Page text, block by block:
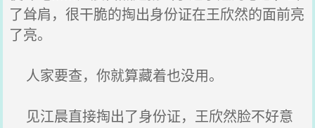
了耸肩，很干脆的掏出身份证在王欣然的面前亮
了亮。
人家要查，你就算藏着也没用。
见江晨直接掏出了身份证，王欣然脸不好意